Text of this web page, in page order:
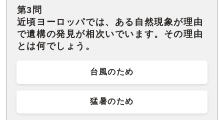
第3問
近頃ヨーロッパでは、ある自然現象が理由
で遺構の発見が相次いでいます。その理由
とは何でしょう。
台風のため
猛暑のため